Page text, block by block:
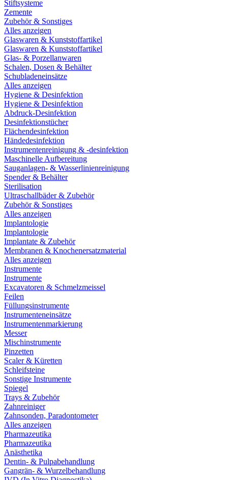
Stiftsysteme
Zemente
Zubehör & Sonstiges
Alles anzeigen
Glaswaren & Kunststoffartikel
Glaswaren & Kunststoffartikel
Glas- & Porzellanwaren
Schalen, Dosen & Behälter
Schubladeneinsätze
Alles anzeigen
Hygiene & Desinfektion
Hygiene & Desinfektion
Abdruck-Desinfektion
Desinfektionstücher
Flächendesinfektion
Händedesinfektion
Instrumentenreinigung & -desinfektion
Maschinelle Aufbereitung
Sauganlagen- & Wasserlinienreinigung
Spender & Behälter
Sterilisation
Ultraschallbäder & Zubehör
Zubehör & Sonstiges
Alles anzeigen
Implantologie
Implantologie
Implantate & Zubehör
Membranen & Knochenersatzmaterial
Alles anzeigen
Instrumente
Instrumente
Excavatoren & Schmelzmeissel
Feilen
Füllungsinstrumente
Instrumenteneinsätze
Instrumentenmarkierung
Messer
Mischinstrumente
Pinzetten
Scaler & Küretten
Schleifsteine
Sonstige Instrumente
Spiegel
Trays & Zubehör
Zahnreiniger
Zahnsonden, Paradontometer
Alles anzeigen
Pharmazeutika
Pharmazeutika
Anästhetika
Dentin- & Pulpabehandlung
Gangrän- & Wurzelbehandlung